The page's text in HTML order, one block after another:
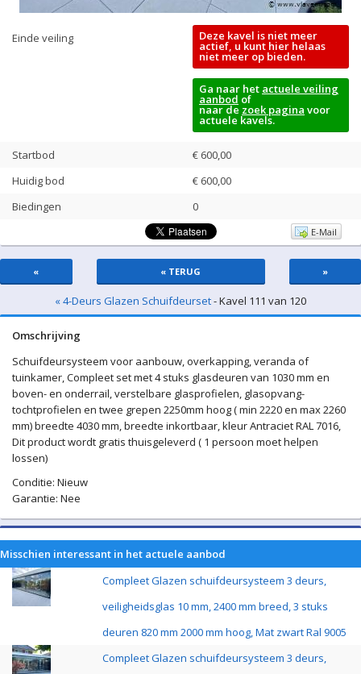
Einde veiling Deze kavel is niet meer
actief, u kunt hier helaas
niet meer op bieden.
Ga naar het actuele veiling
aanbod of
naar de zoek pagina voor
actuele kavels.
Startbod
€ 600,00
Huidig bod
€ 600,00
Biedingen
0
E-Mail
« « TERUG »
« 4-Deurs Glazen Schuifdeurset- Kavel 111 van 120
Omschrijving
Schuifdeursysteem voor aanbouw, overkapping, veranda of
tuinkamer, Compleet set met 4 stuks glasdeuren van 1030 mm en
boven- en onderrail, verstelbare glasprofielen, glasopvang-
tochtprofielen en twee grepen 2250mm hoog ( min 2220 en max 2260
mm) breedte 4030 mm, breedte inkortbaar, kleur Antraciet RAL 7016,
Dit product wordt gratis thuisgeleverd ( 1 persoon moet helpen
lossen)
Conditie: Nieuw
Garantie: Nee
Misschien interessant in het actuele aanbod
Compleet Glazen schuifdeursysteem 3 deurs,
veiligheidsglas 10 mm, 2400 mm breed, 3 stuks
deuren 820 mm 2000 mm hoog, Mat zwart Ral 9005
Compleet Glazen schuifdeursysteem 3 deurs,